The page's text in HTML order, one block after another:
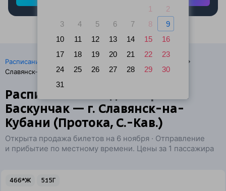
1
2
3
4 5 6 7 8
9
10
11 12 13 14 15
16
17
18 19 20 21 22
23
24
25 26 27 28 29
30
31
Расписание поездов
Ж/д билеты Верхний Баскунчак →
Славянск-на-Кубани
Расписание поездов Верхний
Баскунчак — г. Славянск-на-
Кубани (Протока, С.-Кав.)
Открыта продажа билетов на 6 ноября · Отправление
и прибытие по местному времени. Цены за 1 пассажира
466*Ж 515Г